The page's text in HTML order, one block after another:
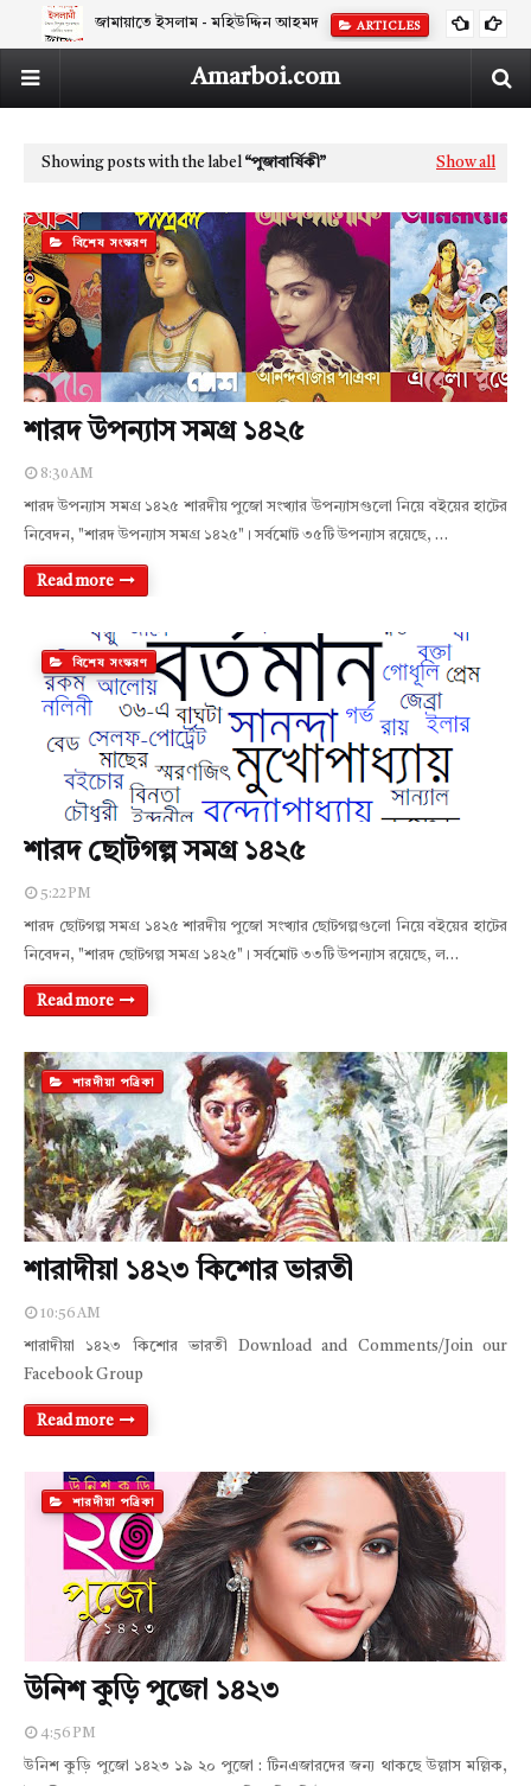
জামায়াতে ইসলাম - মহিউদ্দিন আহমদ ARTICLES
Amarboi.com
Showing posts with the label পুজাবার্ষিকী Show all
বিশেষ সংস্করণ
শারদ উপন্যাস সমগ্র ১৪২৫
8:30 AM
শারদ উপন্যাস সমগ্র ১৪২৫ শারদীয় পুজো সংখ্যার উপন্যাসগুলো নিয়ে বইয়ের হাটের
নিবেদন, "শারদ উপন্যাস সমগ্র ১৪২৫"। সর্বমোট ৩৫টি উপন্যাস রয়েছে, …
Read more
বিশেষ সংস্করণ
শারদ ছোটগল্প সমগ্র ১৪২৫
5:22 PM
শারদ ছোটগল্প সমগ্র ১৪২৫ শারদীয় পুজো সংখ্যার ছোটগল্পগুলো নিয়ে বইয়ের হাটের
নিবেদন, "শারদ ছোটগল্প সমগ্র ১৪২৫"। সর্বমোট ৩৩টি উপন্যাস রয়েছে, ল…
Read more
শারদীয়া পত্রিকা
শারাদীয়া ১৪২৩ কিশোর ভারতী
10:56 AM
শারাদীয়া ১৪২৩ কিশোর ভারতী Download and Comments/Join our
Facebook Group
Read more
শারদীয়া পত্রিকা
উনিশ কুড়ি পুজো ১৪২৩
4:56 PM
উনিশ কুড়ি পুজো ১৪২৩ ১৯ ২০ পুজো : টিনএজারদের জন্য থাকছে উল্লাস মল্লিক,